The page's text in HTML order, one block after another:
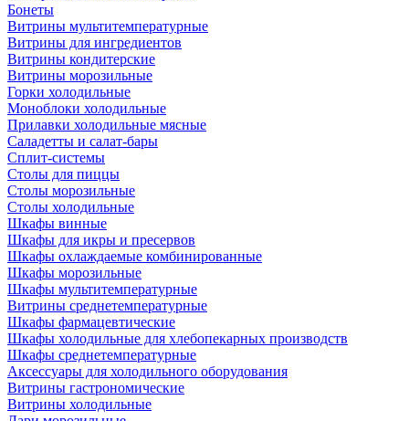
Бонеты
Витрины мультитемпературные
Витрины для ингредиентов
Витрины кондитерские
Витрины морозильные
Горки холодильные
Моноблоки холодильные
Прилавки холодильные мясные
Саладетты и салат-бары
Сплит-системы
Столы для пиццы
Столы морозильные
Столы холодильные
Шкафы винные
Шкафы для икры и пресервов
Шкафы охлаждаемые комбинированные
Шкафы морозильные
Шкафы мультитемпературные
Витрины среднетемпературные
Шкафы фармацевтические
Шкафы холодильные для хлебопекарных производств
Шкафы среднетемпературные
Аксессуары для холодильного оборудования
Витрины гастрономические
Витрины холодильные